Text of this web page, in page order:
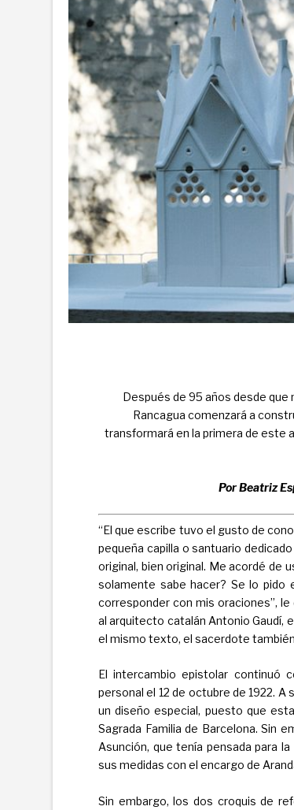
Después de 95 años desde que
Rancagua comenzará a
transformará en la primera de este
Por Beatriz
“El que escribe tuvo el gusto de
pequeña capilla o santuario
original, bien original. Me acordé de
solamente sabe hacer? Se lo pido
corresponder con mis oraciones”,
al arquitecto catalán Antonio Gaudí,
el mismo texto, el sacerdote
El intercambio epistolar continuó
personal el 12 de octubre de 1922.
un diseño especial, puesto que
Sagrada Familia de Barcelona. Sin
Asunción, que tenía pensada para
sus medidas con el encargo de
Sin embargo, los dos croquis de